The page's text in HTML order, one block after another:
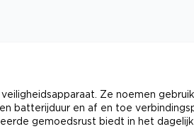
Ze noemen
batterijduur en af en toe
gemoedsrust biedt in het